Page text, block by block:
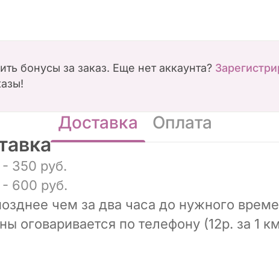
бонусы за заказ. Еще нет аккаунта?
Доставка Оплата
350 руб.
600 руб.
чем за два часа до нужного
оговаривается по телефону (12р. за 1